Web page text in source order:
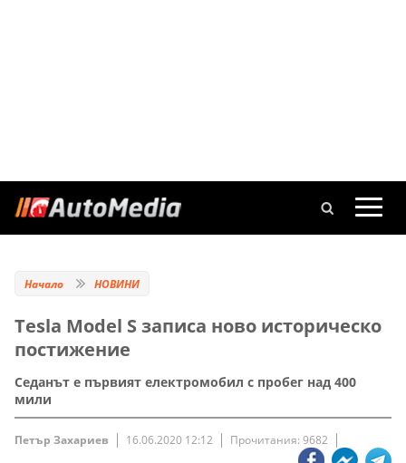
Начало НОВИНИ
Tesla Model S записа ново историческо
постижение
Седанът е първият електромобил с пробег над 400
мили
Петър Захариев 16.06.2020 12:12 Прочитания: 9682